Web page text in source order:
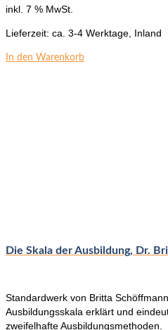
inkl. 7 % MwSt.
Lieferzeit: ca. 3-4 Werktage, Inland
In den Warenkorb
Die Skala der Ausbildung, Dr.
Standardwerk von Britta
Ausbildungsskala erklärt und
zweifelhafte Ausbildungsmethoden.